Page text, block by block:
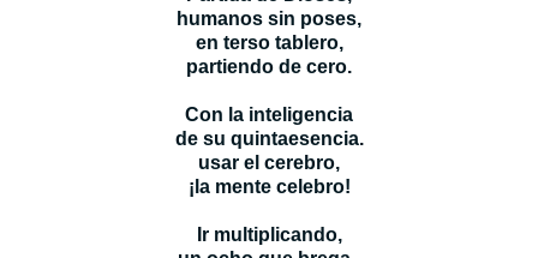
humanos sin poses,
en terso tablero,
partiendo de cero.
Con la inteligencia
de su quintaesencia.
usar el cerebro,
¡la mente celebro!
Ir multiplicando,